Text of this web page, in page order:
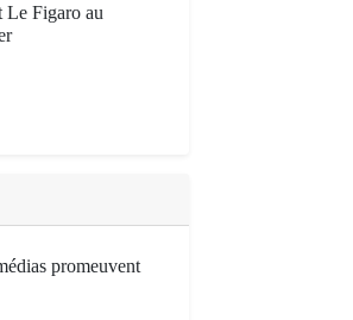
Le Figaro au
promeuvent